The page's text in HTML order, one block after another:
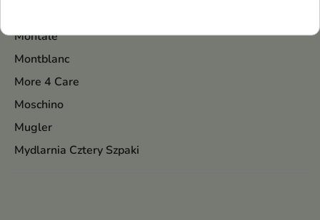
Montale
Montblanc
More 4 Care
Moschino
Mugler
Mydlarnia Cztery Szpaki